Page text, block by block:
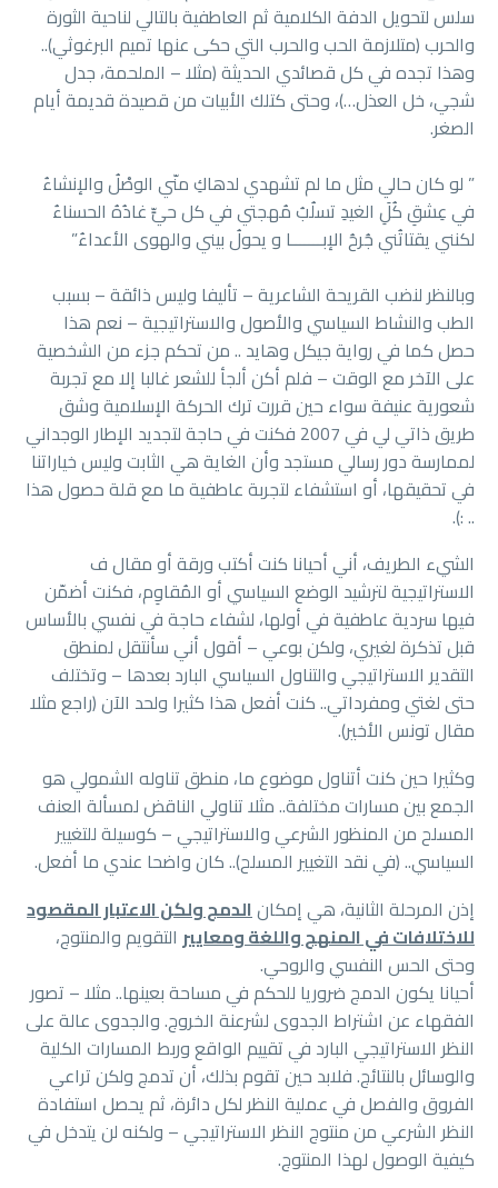
سلس لتحويل الدفة الكلامية ثم العاطفية بالتالي لناحية الثورة
والحرب (متلازمة الحب والحرب التي حكى عنها تميم البرغوثي)..
وهذا تجده في كل قصائدي الحديثة (مثلا – الملحمة، جدل
شجي، خل العذل…)، وحتى كتلك الأبيات من قصيدة قديمة أيام
الصغر.
” لو كان حالي مثل ما لم تشهدي لدهاكِ منّي الوصْلُ والإنشاءُ
في عِشقِ كُلَِ الغيدِ تسلُبُ مُهجتي في كل حيٍّ غادُهُ الحسناءُ
لكنني يقتاتُني جُرحُ الإبـــــــا و يحولُ بيني والهوى الأعداءُ”
وبالنظر لنضب القريحة الشاعرية – تأليفا وليس ذائقة – بسبب
الطب والنشاط السياسي والأصول والاستراتيجية – نعم هذا
حصل كما في رواية جيكل وهايد .. من تحكم جزء من الشخصية
على الآخر مع الوقت – فلم أكن ألجأ للشعر غالبا إلا مع تجربة
شعورية عنيفة سواء حين قررت ترك الحركة الإسلامية وشق
طريق ذاتي لي في 2007 فكنت في حاجة لتجديد الإطار الوجداني
لممارسة دور رسالي مستجد وأن الغاية هي الثابت وليس خياراتنا
في تحقيقها، أو استشفاء لتجربة عاطفية ما مع قلة حصول هذا
.. :).
الشيء الطريف، أني أحيانا كنت أكتب ورقة أو مقال ف
الاستراتيجية لترشيد الوضع السياسي أو المُقاوِم، فكنت أضمّن
فيها سردية عاطفية في أولها، لشفاء حاجة في نفسي بالأساس
قبل تذكرة لغيري، ولكن بوعي – أقول أني سأنتقل لمنطق
التقدير الاستراتيجي والتناول السياسي البارد بعدها – وتختلف
حتى لغتي ومفرداتي.. كنت أفعل هذا كثيرا ولحد الآن (راجع مثلا
مقال تونس الأخير).
وكثيرا حين كنت أتناول موضوع ما، منطق تناوله الشمولي هو
الجمع بين مسارات مختلفة.. مثلا تناولي الناقض لمسألة العنف
المسلح من المنظور الشرعي والاستراتيجي – كوسيلة للتغيير
السياسي.. (في نقد التغيير المسلح).. كان واضحا عندي ما أفعل.
إذن المرحلة الثانية، هي إمكانالدمج ولكن الاعتبار المقصود
للاختلافات في المنهج واللغة ومعايير التقويم والمنتوج،
وحتى الحس النفسي والروحي.
أحيانا يكون الدمج ضروريا للحكم في مساحة بعينها.. مثلا – تصور
الفقهاء عن اشتراط الجدوى لشرعنة الخروج. والجدوى عالة على
النظر الاستراتيجي البارد في تقييم الواقع وربط المسارات الكلية
والوسائل بالنتائج. فلابد حين تقوم بذلك، أن تدمج ولكن تراعي
الفروق والفصل في عملية النظر لكل دائرة، ثم يحصل استفادة
النظر الشرعي من منتوج النظر الاستراتيجي – ولكنه لن يتدخل في
كيفية الوصول لهذا المنتوج.